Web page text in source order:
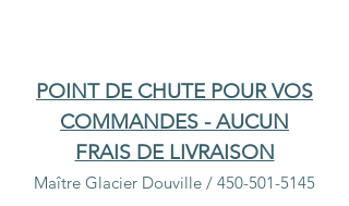
POINT DE CHUTE POUR VOS
COMMANDES - AUCUN
FRAIS DE LIVRAISON
Maître Glacier Douville / 450-501-5145